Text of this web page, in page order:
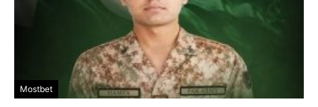
Mostbet